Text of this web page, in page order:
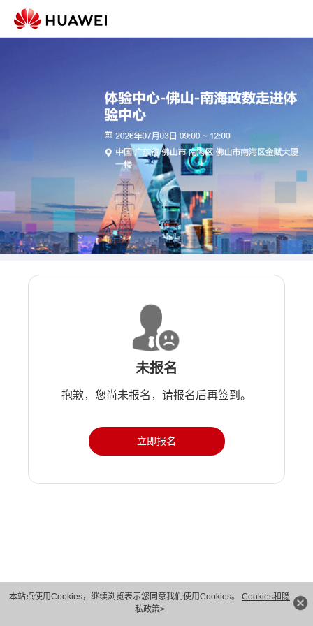
本站点使用Cookies，继续浏览表示您同意我们使用Cookies。 Cookies和隐
私政策>
未报名
抱歉，您尚未报名，请报名后再签到。
立即报名
版权所有 © 华为技术有限公司 1998-2026。 保留一切权利。粤A2-20044005号
隐私保护
法律声明